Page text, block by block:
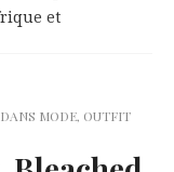
et
DANS MODE, OUTFIT